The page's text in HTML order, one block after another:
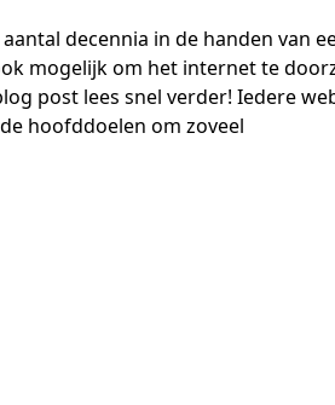
decennia in de handen van
mogelijk om het internet te
post lees snel verder! Iedere
hoofddoelen om zoveel